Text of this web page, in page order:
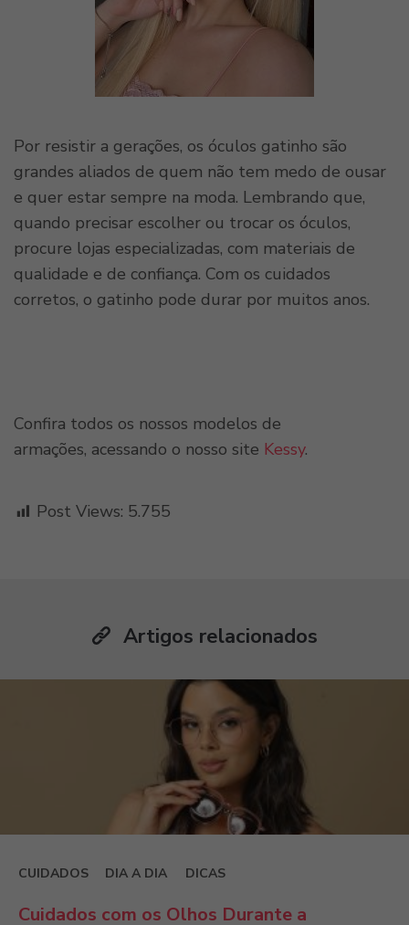
Por resistir a gerações, os óculos gatinho são
grandes aliados de quem não tem medo de ousar
e quer estar sempre na moda. Lembrando que,
quando precisar escolher ou trocar os óculos,
procure lojas especializadas, com materiais de
qualidade e de confiança. Com os cuidados
corretos, o gatinho pode durar por muitos anos.
Confira todos os nossos modelos de
armações, acessando o nosso site Kessy.
Post Views: 5.755
Artigos relacionados
CUIDADOS DIA A DIA DICAS
Cuidados com os Olhos Durante a